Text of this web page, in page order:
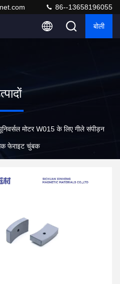
86--13658196055
बोली
मोटर W015 के लिए गीले संपीड़न
फेराइट चुंबक